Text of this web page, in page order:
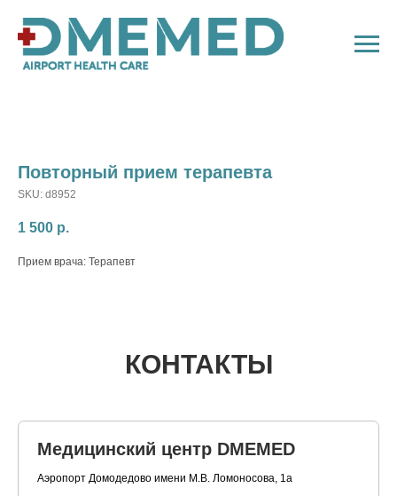
Повторный прием терапевта
SKU: d8952
1 500 р.
Прием врача: Терапевт
КОНТАКТЫ
Медицинский центр DMEMED
Аэропорт Домодедово имени М.В. Ломоносова, 1а